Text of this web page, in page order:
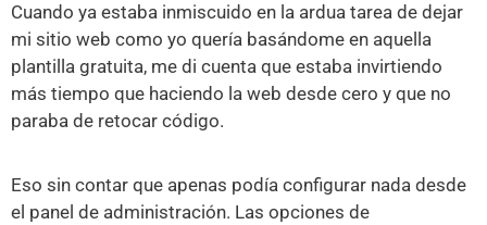
Cuando ya estaba inmiscuido en la ardua tarea de dejar
mi sitio web como yo quería basándome en aquella
plantilla gratuita, me di cuenta que estaba invirtiendo
más tiempo que haciendo la web desde cero y que no
paraba de retocar código.
Eso sin contar que apenas podía configurar nada desde
el panel de administración. Las opciones de